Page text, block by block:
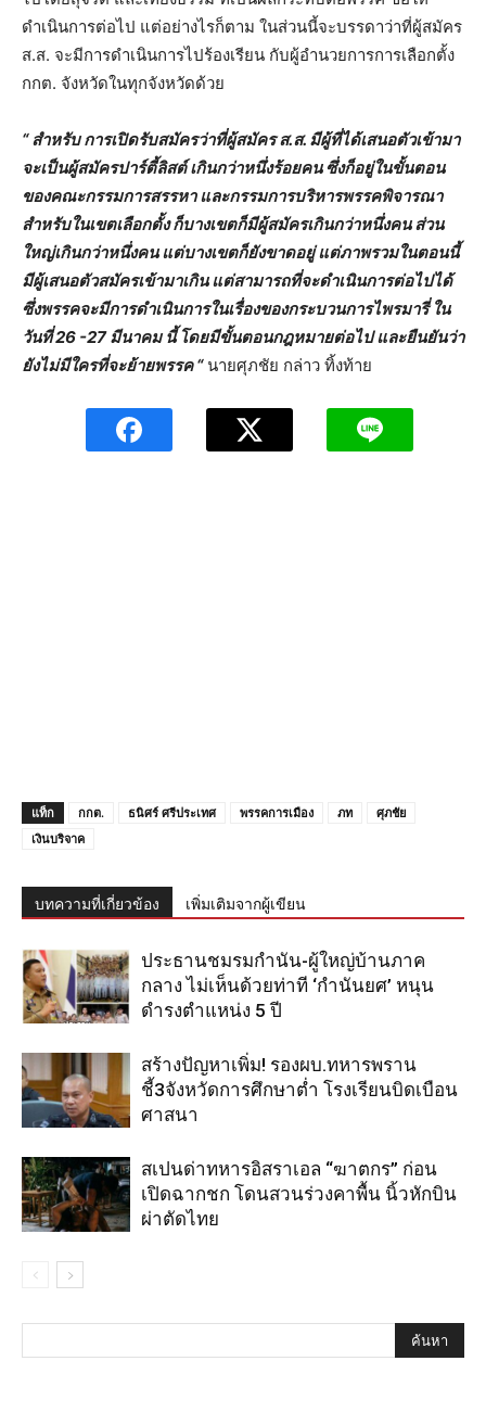
ดำเนินการต่อไป แต่อย่างไรก็ตาม ในส่วนนี้จะบรรดาว่าที่ผู้สมัคร
ส.ส. จะมีการดำเนินการไปร้องเรียน กับผู้อำนวยการการเลือกตั้ง
กกต. จังหวัดในทุกจังหวัดด้วย
“ สำหรับ การเปิดรับสมัครว่าที่ผู้สมัคร ส.ส. มีผู้ที่ได้เสนอตัวเข้ามา
จะเป็นผู้สมัครปาร์ตี้ลิสต์ เกินกว่าหนึ่งร้อยคน ซึ่งก็อยู่ในขั้นตอน
ของคณะกรรมการสรรหา และกรรมการบริหารพรรคพิจารณา
สำหรับในเขตเลือกตั้ง ก็บางเขตก็มีผู้สมัครเกินกว่าหนึ่งคน ส่วน
ใหญ่เกินกว่าหนึ่งคน แต่บางเขตก็ยังขาดอยู่ แต่ภาพรวมในตอนนี้
มีผู้เสนอตัวสมัครเข้ามาเกิน แต่สามารถที่จะดำเนินการต่อไปได้
ซึ่งพรรคจะมีการดำเนินการในเรื่องของกระบวนการไพรมารี่ ใน
วันที่ 26 -27 มีนาคม นี้ โดยมีขั้นตอนกฎหมายต่อไป และยืนยันว่า
ยังไม่มีใครที่จะย้ายพรรค “นายศุภชัย กล่าว ทิ้งท้าย
แท็ก กกต. ธนิศร์ ศรีประเทศ พรรคการเมือง ภท
ศุภชัย
เงินบริจาค
บทความที่เกี่ยวข้อง เพิ่มเติมจากผู้เขียน
ประธานชมรมกำนัน-ผู้ใหญ่บ้านภาค
กลาง ไม่เห็นด้วยท่าที ‘กำนันยศ’ หนุน
ดำรงตำแหน่ง 5 ปี
สร้างปัญหาเพิ่ม! รองผบ.ทหารพราน
ชี้3จังหวัดการศึกษาต่ำ โรงเรียนบิดเบือน
ศาสนา
สเปนด่าทหารอิสราเอล “ฆาตกร” ก่อน
เปิดฉากชก โดนสวนร่วงคาพื้น นิ้วหักบิน
ผ่าตัดไทย